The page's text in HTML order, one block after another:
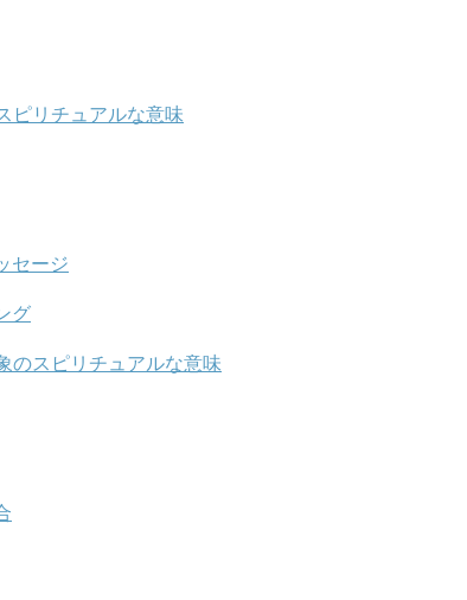
ピリチュアルな意味
セージ
グ
のスピリチュアルな意味